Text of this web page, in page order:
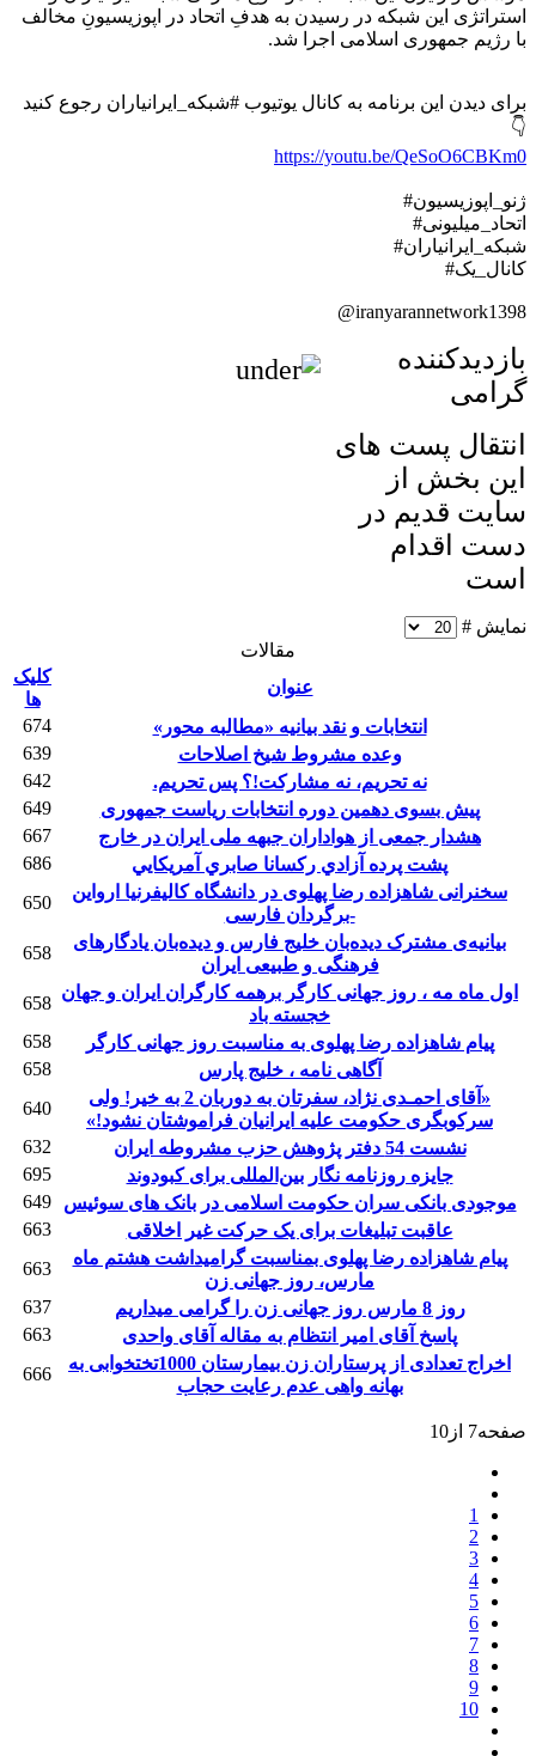
استراتژی این شبکه در رسیدن به هدفِ اتحاد در اپوزیسیونِ مخالف
با رژیم جمهوری اسلامی اجرا شد.
برای دیدن این برنامه به کانال یوتیوب #شبکه_ایرانیاران رجوع کنید
👇
https://youtu.be/QeSoO6CBKm0
#ژنو_اپوزیسیون
#اتحاد_میلیونی
#شبکه_ایرانیاران
#کانال_یک
@iranyarannetwork1398
بازدیدکننده
گرامی
انتقال پست های
این بخش از
سایت قدیم در
دست اقدام
است
نمایش #
مقالات
عنوان
کلیک
ها
انتخابات و نقد بیانیه «مطالبه محور»
674
وعده مشروط شيخ اصلاحات
639
نه تحریم، نه مشارکت!؟ پس تحریم.
642
پیش بسوی دهمین دوره انتخابات ریاست جمهوری
649
هشدار جمعی از هواداران جبهه ملی ایران در خارج
667
پشت پرده آزادي رکسانا صابري آمريکايي
686
سخنرانی شاهزاده رضا پهلوی در دانشگاه کالیفرنیا ارواین
-برگردان فارسی
650
بیانیه‌ی مشترک دیده‌بان خلیج فارس و دیده‌بان یادگارهای
فرهنگی و طبیعی ایران
658
اول ماه مه ، روز جهانی کارگر برهمه کارگران ایران و جهان
خجسته باد
658
پیام شاهزاده رضا پهلوی به مناسبت روز جهانی کارگر
658
آگاهی نامه ، خلیج پارس
658
«آقای احمـدی نژاد، سفرتان به دوربان 2 به خیر! ولی
سرکوبگری حکومت علیه ایرانیان فراموشتان نشود!»
640
نشست 54 دفتر پژوهش حزب مشروطه ایران
632
جایزه روزنامه نگار بین‌المللی برای کبودوند
695
موجودی بانکی سران حکومت اسلامی در بانک های سوئيس
649
عاقبت تبلیغات برای یک حرکت غیر اخلاقی
663
پیام شاهزاده رضا پهلوی بمناسبت گرامیداشت هشتم ماه
مارس، روز جهانی زن
663
روز 8 مارس روز جهانی زن را گرامی میداریم
637
پاسخ آقای امیر انتظام به مقاله آقای واحدی
663
اخراج تعدادی از پرستاران زن بیمارستان 1000تختخوابی به
بهانه واهی عدم رعایت حجاب
666
صفحه7 از10
1
2
3
4
5
6
7
8
9
10